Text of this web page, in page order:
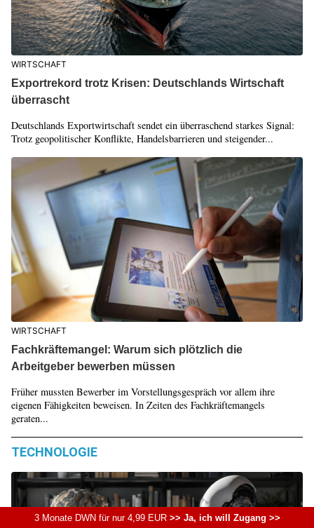
WIRTSCHAFT
Exportrekord trotz Krisen: Deutschlands Wirtschaft
überrascht
Deutschlands Exportwirtschaft sendet ein überraschend starkes Signal:
Trotz geopolitischer Konflikte, Handelsbarrieren und steigender...
WIRTSCHAFT
Fachkräftemangel: Warum sich plötzlich die
Arbeitgeber bewerben müssen
Früher mussten Bewerber im Vorstellungsgespräch vor allem ihre
eigenen Fähigkeiten beweisen. In Zeiten des Fachkräftemangels
geraten...
TECHNOLOGIE
3 Monate DWN für nur 4,99 EUR>> Ja, ich will Zugang >>